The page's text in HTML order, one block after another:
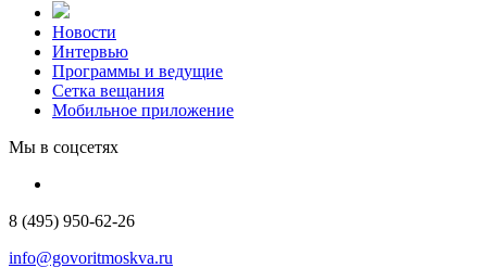
Новости
Интервью
Программы и ведущие
Сетка вещания
Мобильное приложение
Мы в соцсетях
8 (495) 950-62-26
info@govoritmoskva.ru